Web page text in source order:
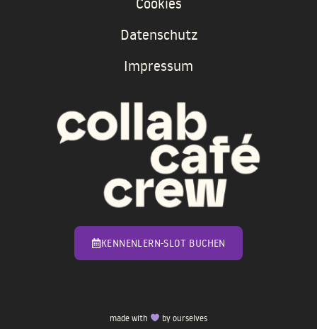
Datenschutz
Impressum
KENNENLERN-SLOT BUCHEN
made with by ourselves